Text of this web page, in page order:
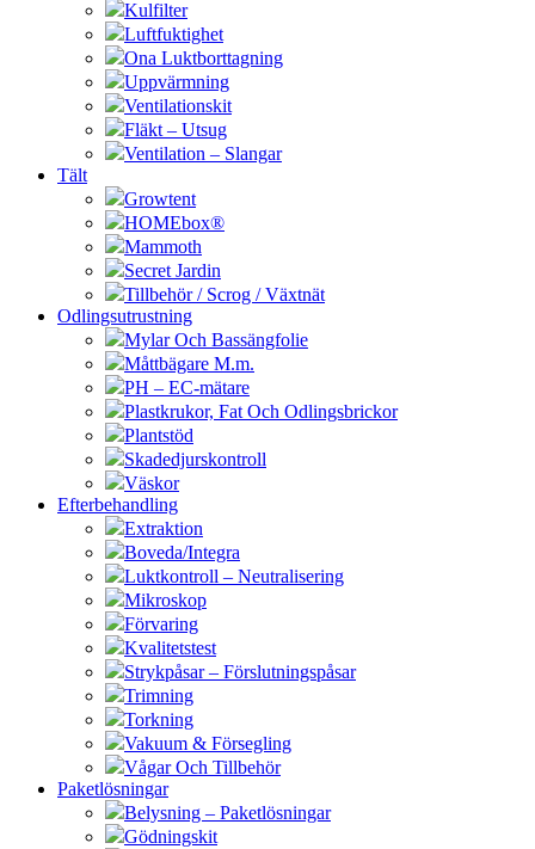
Kulfilter
Luftfuktighet
Ona Luktborttagning
Uppvärmning
Ventilationskit
Fläkt – Utsug
Ventilation – Slangar
Tält
Growtent
HOMEbox®
Mammoth
Secret Jardin
Tillbehör / Scrog / Växtnät
Odlingsutrustning
Mylar Och Bassängfolie
Måttbägare M.m.
PH – EC-mätare
Plastkrukor, Fat Och Odlingsbrickor
Plantstöd
Skadedjurskontroll
Väskor
Efterbehandling
Extraktion
Boveda/Integra
Luktkontroll – Neutralisering
Mikroskop
Förvaring
Kvalitetstest
Strykpåsar – Förslutningspåsar
Trimning
Torkning
Vakuum & Försegling
Vågar Och Tillbehör
Paketlösningar
Belysning – Paketlösningar
Gödningskit